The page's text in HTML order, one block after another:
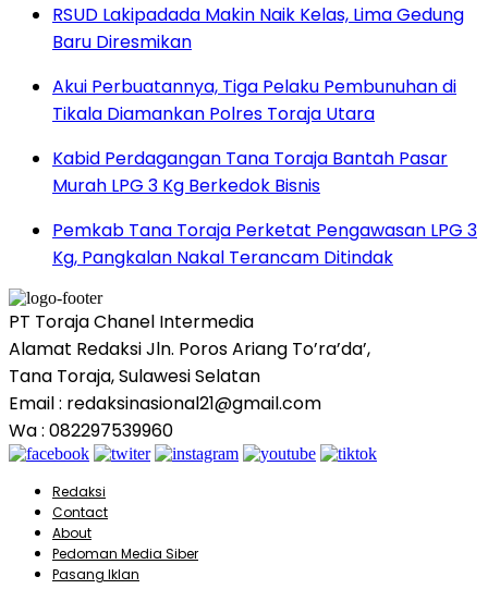
RSUD Lakipadada Makin Naik Kelas, Lima Gedung
Baru Diresmikan
Akui Perbuatannya, Tiga Pelaku Pembunuhan di
Tikala Diamankan Polres Toraja Utara
Kabid Perdagangan Tana Toraja Bantah Pasar
Murah LPG 3 Kg Berkedok Bisnis
Pemkab Tana Toraja Perketat Pengawasan LPG 3
Kg, Pangkalan Nakal Terancam Ditindak
PT Toraja Chanel Intermedia
Alamat Redaksi Jln. Poros Ariang To’ra’da’,
Tana Toraja, Sulawesi Selatan
Email : redaksinasional21@gmail.com
Wa : 082297539960
Redaksi
Contact
About
Pedoman Media Siber
Pasang Iklan